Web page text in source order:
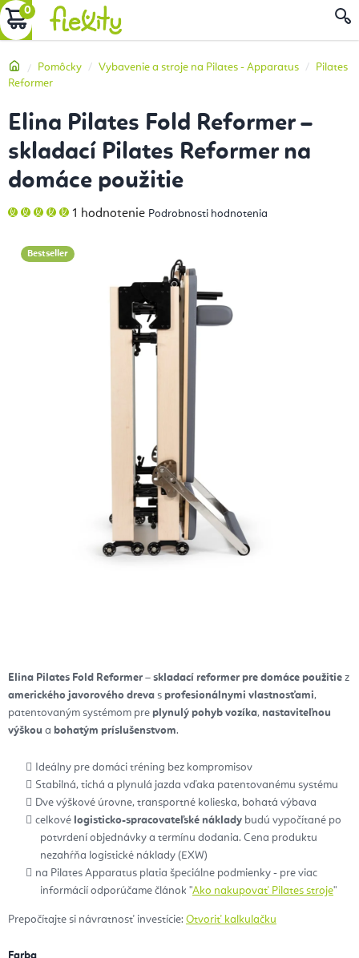
Prejsť
na
NÁKUPNÝ
DomovPomôcky Vybavenie a stroje na Pilates - Apparatus
Pilates
Reformer
Elina Pilates Fold Reformer – skladací reformer pre domáce použitie z
amerického javorového dreva s profesionálnymi vlastnosťami,
patentovaným systémom pre plynulý pohyb vozíka, nastaviteľnou
výškou a bohatým príslušenstvom.
Ideálny pre domáci tréning bez kompromisov
Stabilná, tichá a plynulá jazda vďaka patentovanému systému
Dve výškové úrovne, transportné kolieska, bohatá výbava
celkové logisticko-spracovateľské náklady budú vypočítané po
potvrdení objednávky a termínu dodania. Cena produktu
nezahŕňa logistické náklady (EXW)
na Pilates Apparatus platia špeciálne podmienky - pre viac
informácií odporúčame článok "Ako nakupovať Pilates stroje"
Prepočítajte si návratnosť investície: Otvoriť kalkulačku
Elina Pilates Fold Reformer –
skladací Pilates Reformer na
domáce použitie
Priemerné
hodnotenie
5,0
z
1 hodnotenie Podrobnosti hodnotenia
Bestseller